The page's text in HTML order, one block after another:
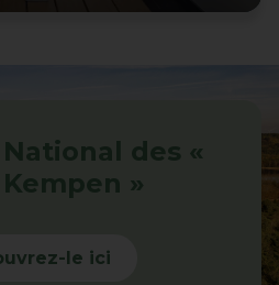
des «
»
le ici